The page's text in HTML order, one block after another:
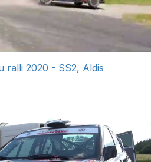
ralli 2020 - SS2, Aldis